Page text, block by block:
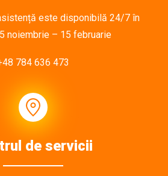
este disponibilă 24/7 în
noiembrie – 15 februarie
784 636 473
de servicii